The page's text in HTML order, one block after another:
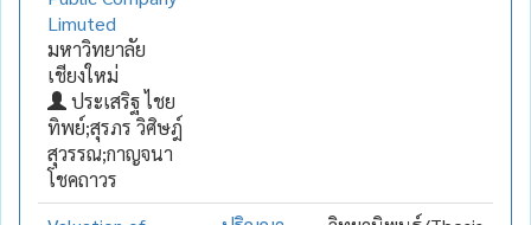
Limuted
มหาวิทยาลัย
เชียงใหม่
ประเสริฐ ไชย
ทิพย์;สุรภร วิศิษฎ์
สุวรรณ;กาญจนา
โชคถาวร